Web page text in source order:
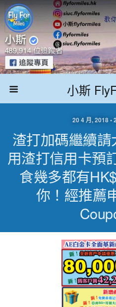
小斯
20 4 月, 2018 •
渣打加碼繼續
用渣打信用卡預
食幾多都有
你！經推薦